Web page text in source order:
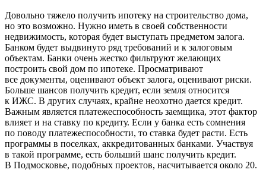
Довольно тяжело получить ипотеку на строительство дома,
но это возможно. Нужно иметь в своей собственности
недвижимость, которая будет выступать предметом залога.
Банком будет выдвинуто ряд требований и к залоговым
объектам. Банки очень жестко фильтруют желающих
построить свой дом по ипотеке. Просматривают
все документы, оценивают объект залога, оценивают риски.
Больше шансов получить кредит, если земля относится
к ИЖС. В других случаях, крайне неохотно дается кредит.
Важным является платежеспособность заемщика, этот фактор
влияет и на ставку по кредиту. Если у банка есть сомнения
по поводу платежеспособности, то ставка будет расти. Есть
программы в поселках, аккредитованных банками. Участвуя
в такой программе, есть больший шанс получить кредит.
В Подмосковье, подобных проектов, насчитывается около 20.